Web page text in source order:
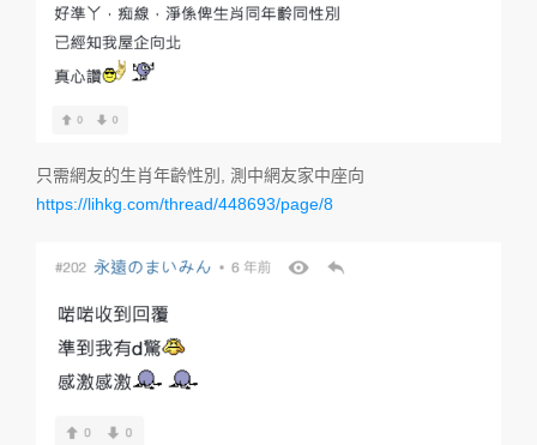
只需網友的生肖年齡性別, 測中網友家中座向
https://lihkg.com/thread/448693/page/8